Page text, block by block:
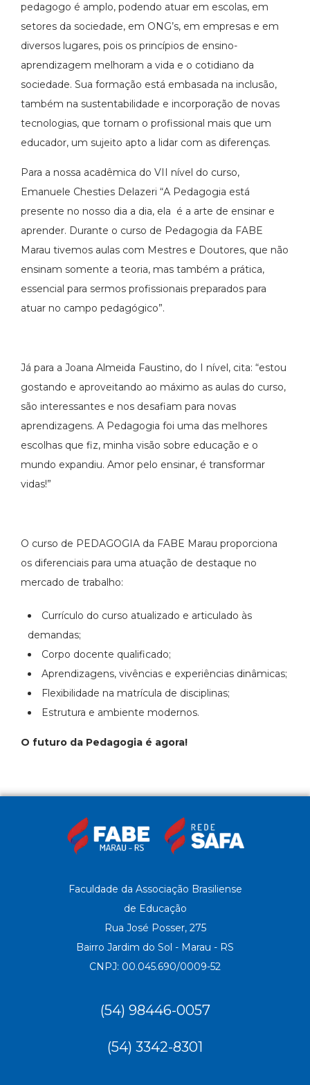
pedagogo é amplo, podendo atuar em escolas, em
setores da sociedade, em ONG’s, em empresas e em
diversos lugares, pois os princípios de ensino-
aprendizagem melhoram a vida e o cotidiano da
sociedade. Sua formação está embasada na inclusão,
também na sustentabilidade e incorporação de novas
tecnologias, que tornam o profissional mais que um
educador, um sujeito apto a lidar com as diferenças.
Para a nossa acadêmica do VII nível do curso,
Emanuele Chesties Delazeri “A Pedagogia está
presente no nosso dia a dia, ela é a arte de ensinar e
aprender. Durante o curso de Pedagogia da FABE
Marau tivemos aulas com Mestres e Doutores, que não
ensinam somente a teoria, mas também a prática,
essencial para sermos profissionais preparados para
atuar no campo pedagógico”.
Já para a Joana Almeida Faustino, do I nível, cita: “estou
gostando e aproveitando ao máximo as aulas do curso,
são interessantes e nos desafiam para novas
aprendizagens. A Pedagogia foi uma das melhores
escolhas que fiz, minha visão sobre educação e o
mundo expandiu. Amor pelo ensinar, é transformar
vidas!”
O curso de PEDAGOGIA da FABE Marau proporciona
os diferenciais para uma atuação de destaque no
mercado de trabalho:
Currículo do curso atualizado e articulado às
demandas;
Corpo docente qualificado;
Aprendizagens, vivências e experiências dinâmicas;
Flexibilidade na matrícula de disciplinas;
Estrutura e ambiente modernos.
O futuro da Pedagogia é agora!
Faculdade da Associação Brasiliense
de Educação
Rua José Posser, 275
Bairro Jardim do Sol - Marau - RS
CNPJ: 00.045.690/0009-52
(54) 98446-0057
(54) 3342-8301